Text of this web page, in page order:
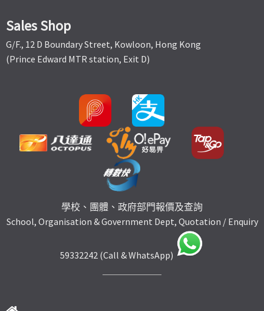
Sales Shop
G/F., 12 D Boundary Street, Kowloon, Hong Kong
(Prince Edward MTR station, Exit D)
學校、團體、政府部門報價及查詢
School, Organisation & Government Dept, Quotation / Enquiry
59332242 (Call & WhatsApp)